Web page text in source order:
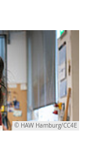
© HAW Hamburg/CC4E